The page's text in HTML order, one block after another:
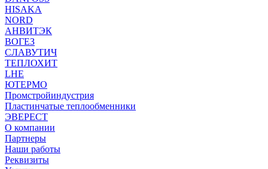
HISAKA
NORD
АНВИТЭК
ВОГЕЗ
СЛАВУТИЧ
ТЕПЛОХИТ
LHE
ЮТЕРМО
Промстройиндустрия
Пластинчатые теплообменники
ЭВЕРЕСТ
О компании
Партнеры
Наши работы
Реквизиты